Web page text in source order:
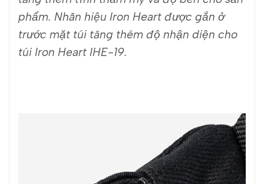
phẩm. Nhãn hiệu Iron Heart được gắn ở
trước mặt túi tăng thêm độ nhận diện cho
túi Iron Heart IHE-19.